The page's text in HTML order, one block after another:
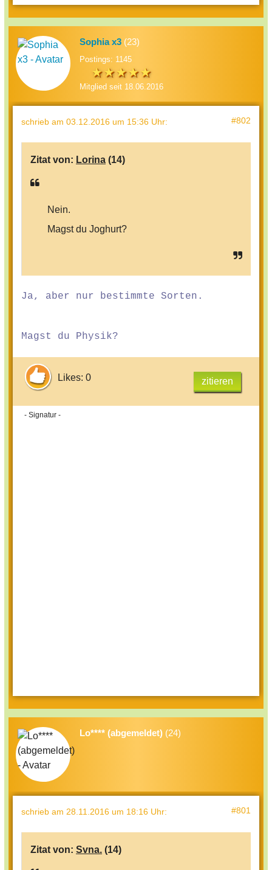
Sophia x3 (23)
Postings: 1145
Mitglied seit 18.06.2016
schrieb am 03.12.2016 um 15:36 Uhr: #802
Zitat von: Lorina (14)
Nein.
Magst du Joghurt?
Ja, aber nur bestimmte Sorten.
Magst du Physik?
Likes: 0 zitieren
- Signatur -
Lo**** (abgemeldet) (24)
schrieb am 28.11.2016 um 18:16 Uhr: #801
Zitat von: Svna. (14)